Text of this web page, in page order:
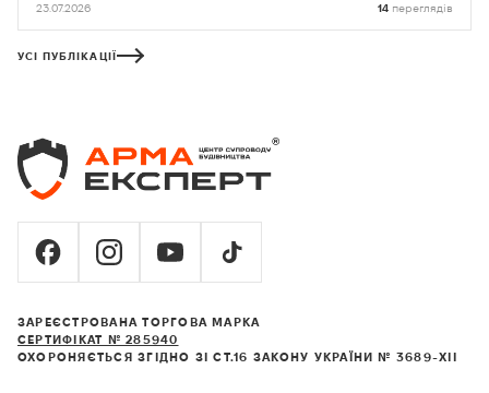
23.07.2026 14 переглядів
УСІ ПУБЛІКАЦІЇ
ЗАРЕЄСТРОВАНА ТОРГОВА МАРКА
СЕРТИФІКАТ № 285940
ОХОРОНЯЄТЬСЯ ЗГІДНО ЗІ СТ.16 ЗАКОНУ УКРАЇНИ № 3689-XII